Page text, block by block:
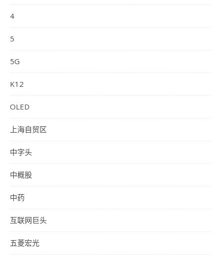
4
5
5G
K12
OLED
上海自贸区
中字头
中概股
中药
互联网巨头
五菱宏光